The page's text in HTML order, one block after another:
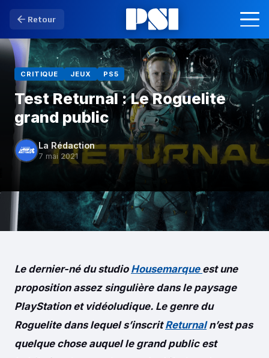
Retour
CRITIQUE JEUX PS5
Test Returnal : Le Roguelite
grand public
La Rédaction
7 mai 2021
Le dernier-né du studio Housemarque est une
proposition assez singulière dans le paysage
PlayStation et vidéoludique. Le genre du
Roguelite dans lequel s’inscritReturnaln’est pas
quelque chose auquel le grand public est